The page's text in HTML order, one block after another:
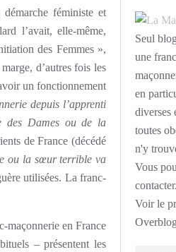
féministe et
l’avait, elle-même,
des Femmes »,
d’autres fois les
un fonctionnement
depuis l’apprenti
des Dames ou de la
de France (décédé
ou la sœur terrible va
utilisées. La franc-
maçonnerie en France
– présentent les
Seul
une
en
diverses
toutes
n'y
Vous
Voir le
Overblog